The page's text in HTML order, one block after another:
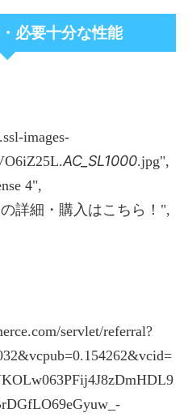
必要十分な性能
images-
AC_SL1000.jpg",
4",
詳細・購入はこちら！",
servlet/referral?